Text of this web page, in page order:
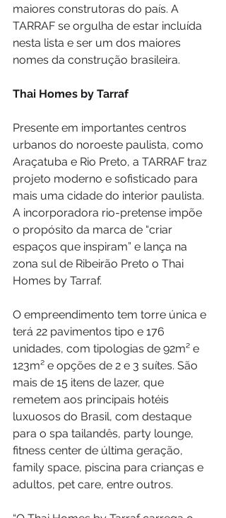
maiores construtoras do país. A
TARRAF se orgulha de estar incluída
nesta lista e ser um dos maiores
nomes da construção brasileira.
Thai Homes by Tarraf
Presente em importantes centros
urbanos do noroeste paulista, como
Araçatuba e Rio Preto, a TARRAF traz
projeto moderno e sofisticado para
mais uma cidade do interior paulista.
A incorporadora rio-pretense impõe
o propósito da marca de “criar
espaços que inspiram” e lança na
zona sul de Ribeirão Preto o Thai
Homes by Tarraf.
O empreendimento tem torre única e
terá 22 pavimentos tipo e 176
unidades, com tipologias de 92m² e
123m² e opções de 2 e 3 suítes. São
mais de 15 itens de lazer, que
remetem aos principais hotéis
luxuosos do Brasil, com destaque
para o spa tailandês, party lounge,
fitness center de última geração,
family space, piscina para crianças e
adultos, pet care, entre outros.